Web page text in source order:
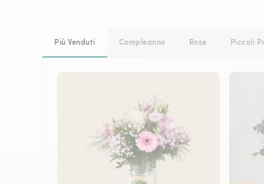
Più Venduti Compleanno Rose Piccoli